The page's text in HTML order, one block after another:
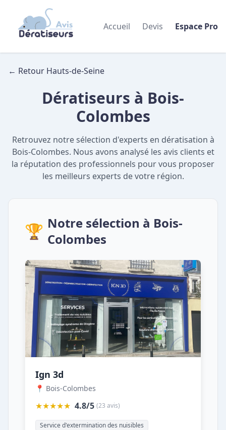
Accueil Devis Espace Pro
← Retour Hauts-de-Seine
Dératiseurs à Bois-
Colombes
Retrouvez notre sélection d'experts en dératisation à
Bois-Colombes. Nous avons analysé les avis clients et
la réputation des professionnels pour vous proposer
les meilleurs experts de votre région.
🏆 Notre sélection à Bois-
Colombes
Ign 3d
📍 Bois-Colombes
★★★★★ 4.8/5 (23 avis)
Service d'extermination des nuisibles